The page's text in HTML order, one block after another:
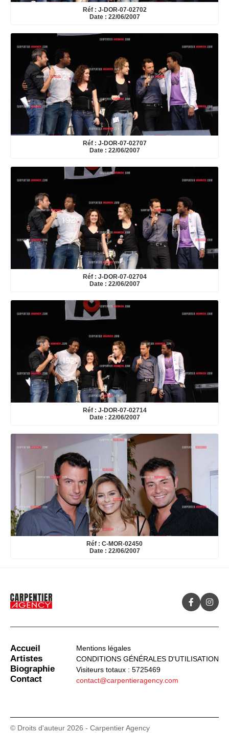
Réf : J-DOR-07-02702
Date : 22/06/2007
Réf : J-DOR-07-02707
Date : 22/06/2007
Réf : J-DOR-07-02704
Date : 22/06/2007
Réf : J-DOR-07-02714
Date : 22/06/2007
Réf : C-MOR-02450
Date : 22/06/2007
Accueil
Artistes
Biographie
Contact
Mentions légales
CONDITIONS GÉNÉRALES D'UTILISATION
Visiteurs totaux : 5725469
contact@carpentieragency.com
© Droits d'auteur 2026 - Carpentier Agency